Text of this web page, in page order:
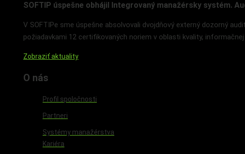
SOFTIP úspešne obhájil Integrovaný manažérsky systém.
V SOFTIPe sme úspešne absolvovali dvojdňový externý dozorný
požiadavkami 12 certifikovaných noriem v oblasti kvality,
Zobraziť aktuality
O nás
Profil spoločnosti
Partneri
Systémy manažérstva
Kariéra